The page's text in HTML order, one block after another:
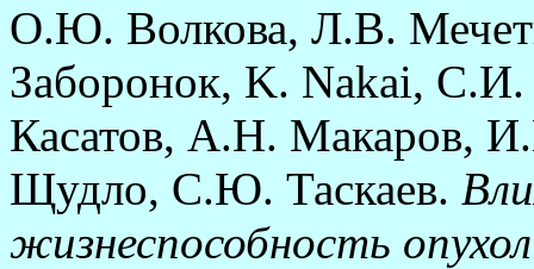
О.Ю. Волкова, Л.В.
Заборонок, K. Nakai,
Касатов, А.Н. Макаров,
Щудло, С.Ю. Таскаев.
жизнеспособность